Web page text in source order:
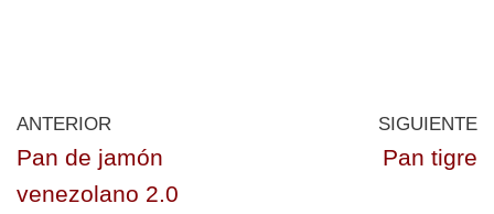
ANTERIOR
Pan de jamón
venezolano 2.0
SIGUIENTE
Pan tigre